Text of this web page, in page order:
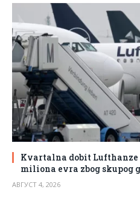
Kvartalna dobit Lufthanze
miliona evra zbog skupog
АВГУСТ 4, 2026